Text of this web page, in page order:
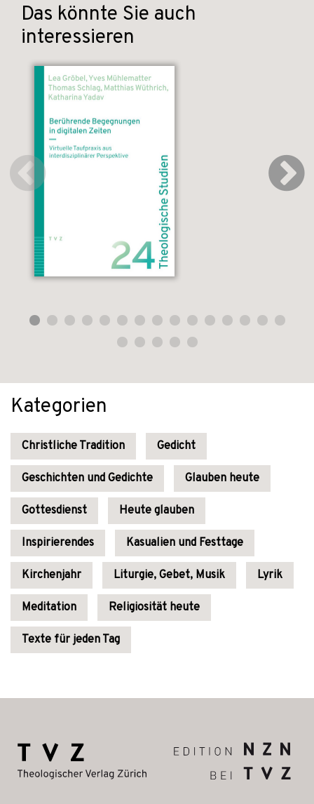
Das könnte Sie auch
interessieren
Kategorien
Christliche Tradition Gedicht
Geschichten und Gedichte Glauben heute
Gottesdienst Heute glauben
Inspirierendes Kasualien und Festtage
Kirchenjahr Liturgie, Gebet, Musik Lyrik
Meditation Religiosität heute
Texte für jeden Tag